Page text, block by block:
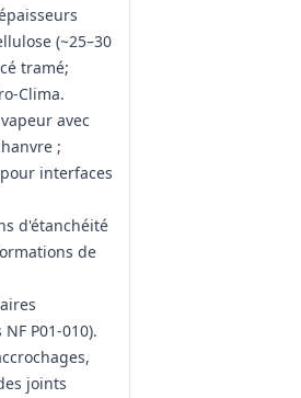
(~25–30
tramé;
avec
;
interfaces
d'étanchéité
de
P01‑010).
joints